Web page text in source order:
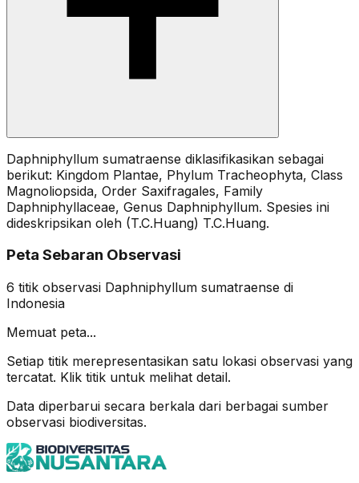
Daphniphyllum sumatraense diklasifikasikan sebagai
berikut: Kingdom Plantae, Phylum Tracheophyta, Class
Magnoliopsida, Order Saxifragales, Family
Daphniphyllaceae, Genus Daphniphyllum. Spesies ini
dideskripsikan oleh (T.C.Huang) T.C.Huang.
Peta Sebaran Observasi
6 titik observasi Daphniphyllum sumatraense di
Indonesia
Memuat peta...
Setiap titik merepresentasikan satu lokasi observasi yang
tercatat. Klik titik untuk melihat detail.
Data diperbarui secara berkala dari berbagai sumber
observasi biodiversitas.